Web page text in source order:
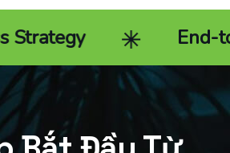
End-to-end